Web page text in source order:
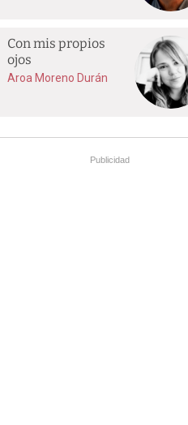
Con mis propios
ojos
Aroa Moreno Durán
Publicidad